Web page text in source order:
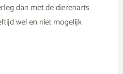
dan met de dierenarts
wel en niet mogelijk